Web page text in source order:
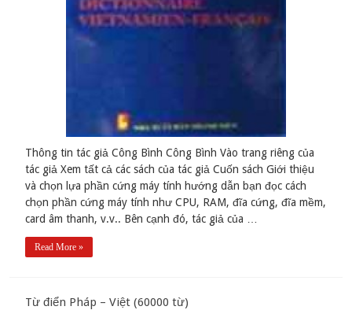
Thông tin tác giả Công Bình Công Bình Vào trang riêng của
tác giả Xem tất cả các sách của tác giả Cuốn sách Giới thiệu
và chọn lựa phần cứng máy tính hướng dẫn bạn đọc cách
chọn phần cứng máy tính như CPU, RAM, đĩa cứng, đĩa mềm,
card âm thanh, v.v.. Bên cạnh đó, tác giả của …
Read More »
Từ điển Pháp – Việt (60000 từ)